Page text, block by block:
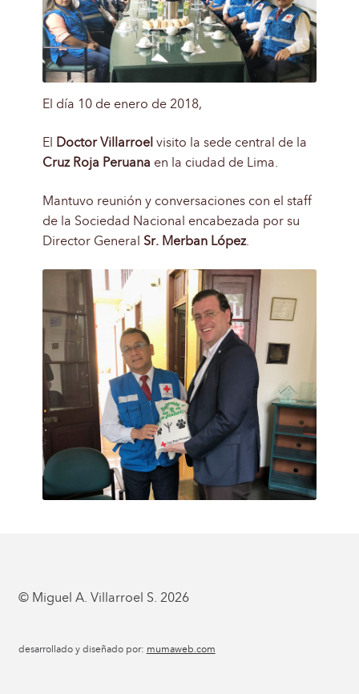
El día 10 de enero de 2018,
El Doctor Villarroel visito la sede central de la
Cruz Roja Peruana en la ciudad de Lima.
Mantuvo reunión y conversaciones con el staff
de la Sociedad Nacional encabezada por su
Director General Sr.Merban López.
© Miguel A. Villarroel S. 2026
desarrollado y diseñado por: mumaweb.com